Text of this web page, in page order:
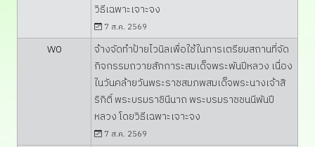
วิธีเฉพาะเจาะจง
7 ส.ค. 2569
W0
จ้างจัดทำป้ายไวนิลเพื่อใช้ในการเตรียมสถานที่จัด
กิจกรรมถวายสักการะสมเด็จพระพันปีหลวง เนื่อง
ในวันคล้ายวันพระราชสมภพสมเด็จพระนางเจ้าสิ
ริกิติ์ พระบรมราชินีนาถ พระบรมราชชนนีพันปี
หลวง โดยวิธีเฉพาะเจาะจง
7 ส.ค. 2569